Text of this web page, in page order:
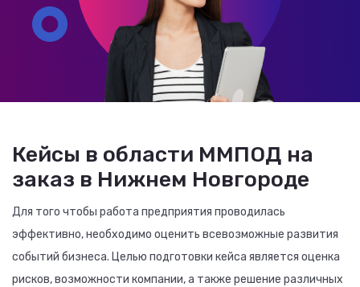
Кейсы в области ММПОД на
заказ в Нижнем Новгороде
Для того чтобы работа предприятия проводилась
эффективно, необходимо оценить всевозможные развития
событий бизнеса. Целью подготовки кейса является оценка
рисков, возможности компании, а также решение различных